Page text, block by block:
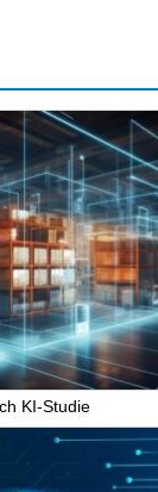
KI-Studie